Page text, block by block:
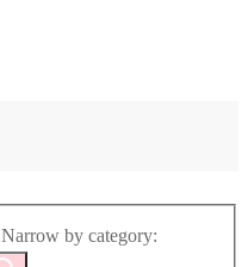
Narrow by category: